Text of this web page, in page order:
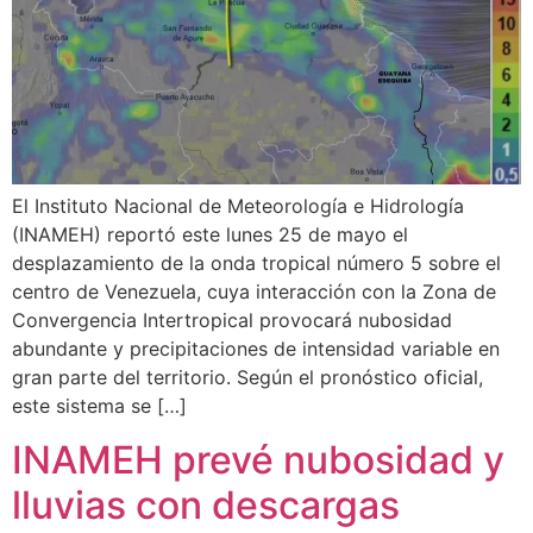
El Instituto Nacional de Meteorología e Hidrología
(INAMEH) reportó este lunes 25 de mayo el
desplazamiento de la onda tropical número 5 sobre el
centro de Venezuela, cuya interacción con la Zona de
Convergencia Intertropical provocará nubosidad
abundante y precipitaciones de intensidad variable en
gran parte del territorio. Según el pronóstico oficial,
este sistema se […]
INAMEH prevé nubosidad y
lluvias con descargas